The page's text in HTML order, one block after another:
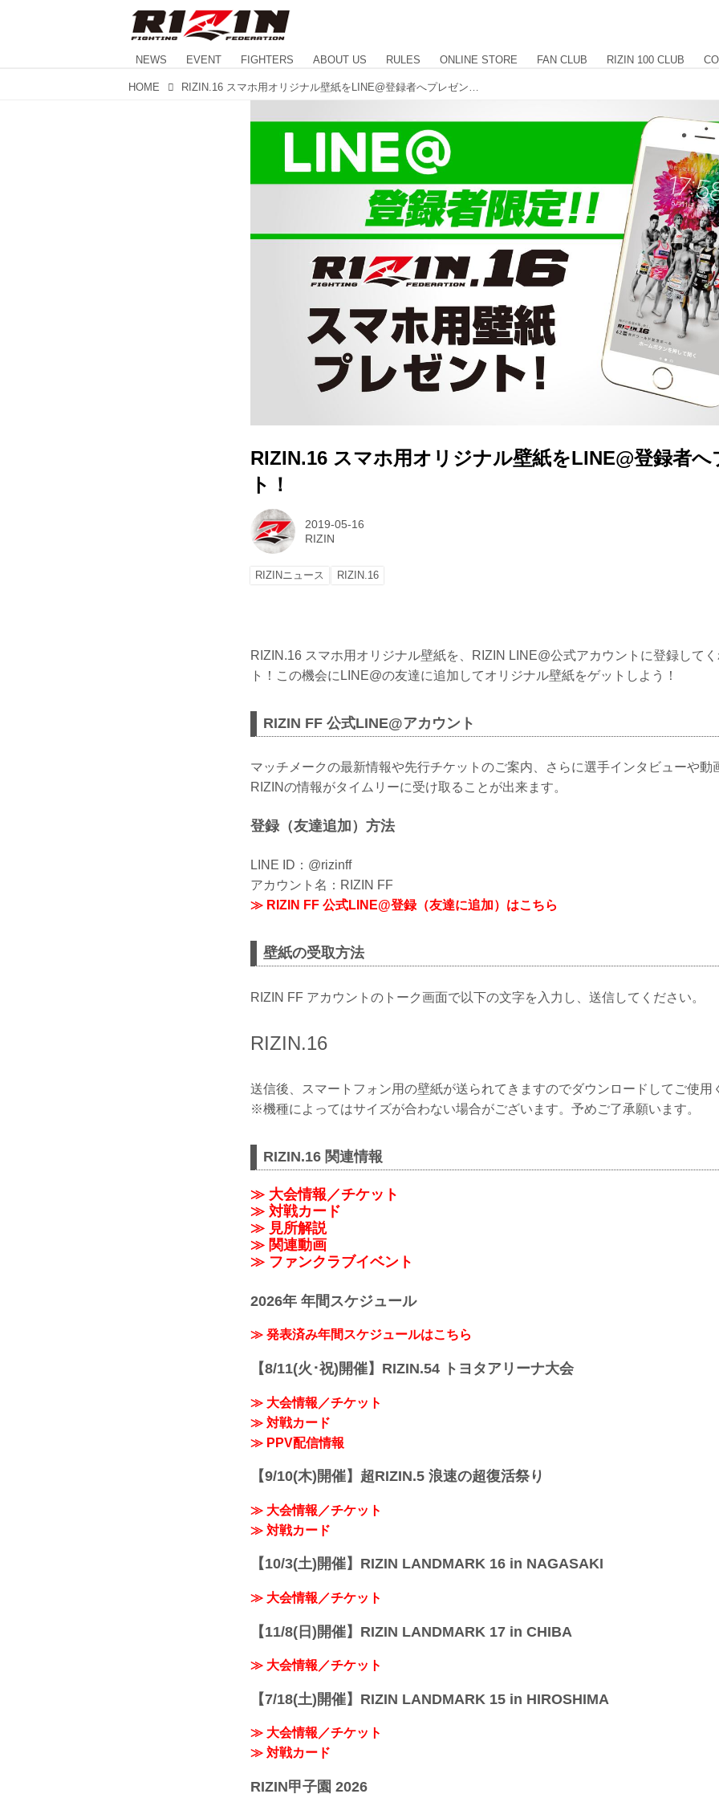
NEWS EVENT FIGHTERS ABOUT US RULES ONLINE STORE FAN CLUB RIZIN 100 CLUB
HOME
RIZIN.16 スマホ用オリジナル壁紙をLINE@登録者へ
ト！
2019-05-16
RIZIN
RIZINニュース RIZIN.16
RIZIN.16 スマホ用オリジナル壁紙を、RIZIN LINE@公式アカウントに登録して
ト！この機会にLINE@の友達に追加してオリジナル壁紙をゲットしよう！
RIZIN FF 公式LINE@アカウント
マッチメークの最新情報や先行チケットのご案内、さらに選手インタビューや動
RIZINの情報がタイムリーに受け取ることが出来ます。
登録（友達追加）方法
LINE ID：@rizinff
アカウント名：RIZIN FF
≫ RIZIN FF 公式LINE@登録（友達に追加）はこちら
壁紙の受取方法
RIZIN FF アカウントのトーク画面で以下の文字を入力し、送信してください。
RIZIN.16
送信後、スマートフォン用の壁紙が送られてきますのでダウンロードしてご使用
※機種によってはサイズが合わない場合がございます。予めご了承願います。
RIZIN.16 関連情報
≫ 大会情報／チケット
≫ 対戦カード
≫ 見所解説
≫ 関連動画
≫ ファンクラブイベント
2026年 年間スケジュール
≫ 発表済み年間スケジュールはこちら
【8/11(火･祝)開催】RIZIN.54 トヨタアリーナ大会
≫ 大会情報／チケット
≫ 対戦カード
≫ PPV配信情報
【9/10(木)開催】超RIZIN.5 浪速の超復活祭り
≫ 大会情報／チケット
≫ 対戦カード
【10/3(土)開催】RIZIN LANDMARK 16 in NAGASAKI
≫ 大会情報／チケット
【11/8(日)開催】RIZIN LANDMARK 17 in CHIBA
≫ 大会情報／チケット
【7/18(土)開催】RIZIN LANDMARK 15 in HIROSHIMA
≫ 大会情報／チケット
≫ 対戦カード
RIZIN甲子園 2026